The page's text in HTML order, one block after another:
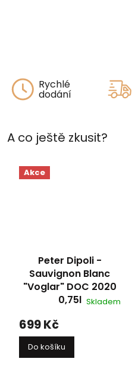
Rychlé
dodání
A co ještě zkusit?
Akce
Peter Dipoli -
Sauvignon Blanc
"Voglar" DOC 2020
0,75l Skladem
699 Kč
Do košíku